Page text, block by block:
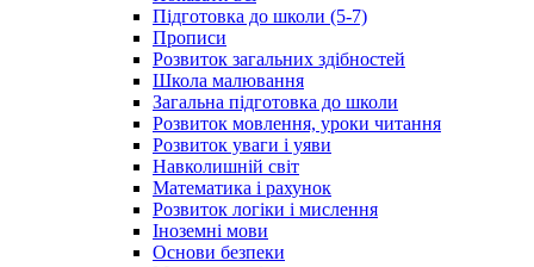
Підготовка до школи (5-7)
Прописи
Розвиток загальних здібностей
Школа малювання
Загальна підготовка до школи
Розвиток мовлення, уроки читання
Розвиток уваги і уяви
Навколишній світ
Математика і рахунок
Розвиток логіки і мислення
Іноземні мови
Основи безпеки